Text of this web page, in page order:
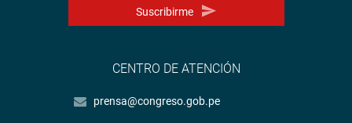
Suscribirme
CENTRO DE ATENCIÓN
prensa@congreso.gob.pe